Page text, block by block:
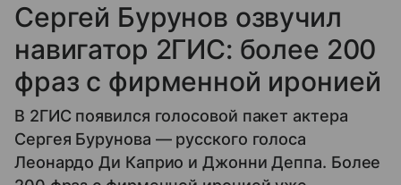
Сергей Бурунов озвучил
навигатор 2ГИС: более 200
фраз с фирменной иронией
В 2ГИС появился голосовой пакет актера
Сергея Бурунова — русского голоса
Леонардо Ди Каприо и Джонни Деппа. Более